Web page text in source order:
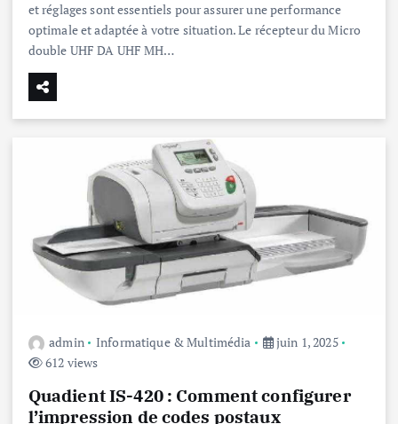
et réglages sont essentiels pour assurer une performance
optimale et adaptée à votre situation. Le récepteur du Micro
double UHF DA UHF MH…
admin Informatique & Multimédia
juin 1, 2025
612 views
Quadient IS-420 : Comment configurer
l’impression de codes postaux